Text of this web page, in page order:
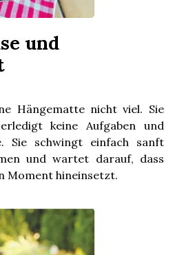
und
Hängematte nicht viel. Sie
keine Aufgaben und
Sie schwingt einfach sanft
und wartet darauf, dass
Moment hineinsetzt.